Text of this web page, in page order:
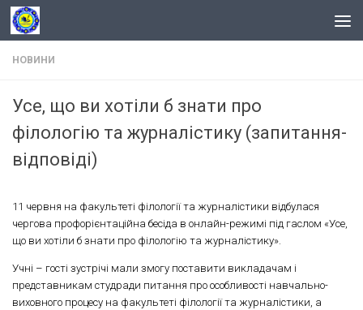
Skip to content
НОВИНИ
Усе, що ви хотіли б знати про
філологію та журналістику (запитання-
відповіді)
11 червня на факультеті філології та журналістики відбулася
чергова профорієнтаційна бесіда в онлайн-режимі під гаслом «Усе,
що ви хотіли б знати про філологію та журналістику».
Учні – гості зустрічі мали змогу поставити викладачам і
представникам студради питання про особливості навчально-
виховного процесу на факультеті філології та журналістики, а